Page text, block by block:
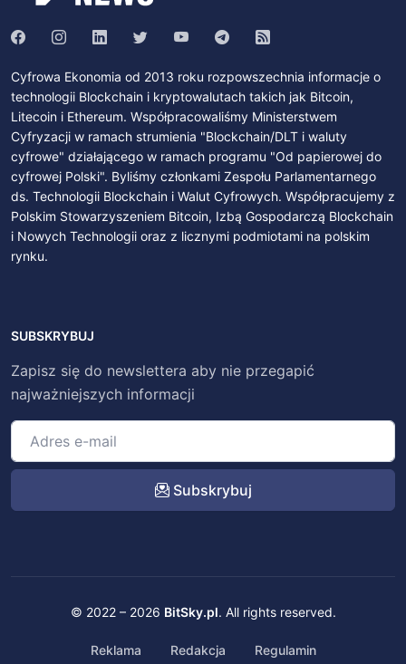
Cyfrowa Ekonomia od 2013 roku rozpowszechnia informacje o
technologii Blockchain i kryptowalutach takich jak Bitcoin,
Litecoin i Ethereum. Współpracowaliśmy Ministerstwem
Cyfryzacji w ramach strumienia "Blockchain/DLT i waluty
cyfrowe" działającego w ramach programu "Od papierowej do
cyfrowej Polski". Byliśmy członkami Zespołu Parlamentarnego
ds. Technologii Blockchain i Walut Cyfrowych. Współpracujemy z
Polskim Stowarzyszeniem Bitcoin, Izbą Gospodarczą Blockchain
i Nowych Technologii oraz z licznymi podmiotami na polskim
rynku.
SUBSKRYBUJ
Zapisz się do newslettera aby nie przegapić
najważniejszych informacji
Subskrybuj
© 2022 – 2026 BitSky.pl. All rights reserved.
Reklama Redakcja Regulamin